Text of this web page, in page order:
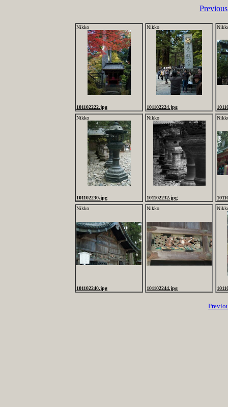
Previous
Nikko
101102222.jpg
Nikko
101102224.jpg
Nikko
101102230.jpg
Nikko
101102232.jpg
Nikko
101102240.jpg
Nikko
101102244.jpg